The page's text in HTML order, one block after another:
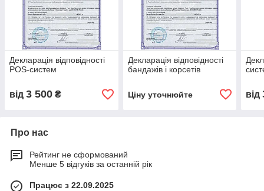
Декларація відповідності
POS-систем
від 3 500 ₴
Декларація відповідності
бандажів і корсетів
Ціну уточнюйте від
Про нас
Рейтинг не сформований
Менше 5 відгуків за останній рік
Працює з 22.09.2025